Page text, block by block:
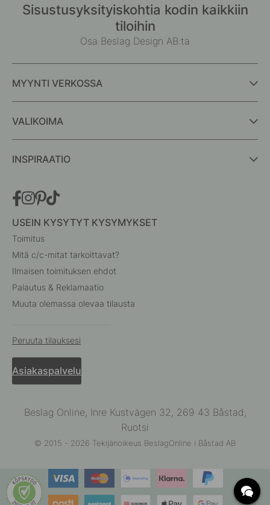
Sisustusyksityiskohtia kodin kaikkiin
tiloihin
Osa Beslag Design AB:ta
MYYNTI VERKOSSA
VALIKOIMA
INSPIRAATIO
USEIN KYSYTYT KYSYMYKSET
Toimitus
Mitä c/c-mitat tarkoittavat?
Ilmaisen toimituksen ehdot
Palautus & Reklamaatio
Muuta olemassa olevaa tilausta
Peruuta tilauksesi
Asiakaspalvelu
Beslag Online, Inre Kustvägen 32, 269 43 Båstad,
Ruotsi
© 2015 - 2026 Tekijänoikeus BeslagOnline i Båstad AB